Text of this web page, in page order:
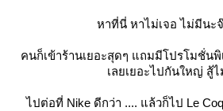
หาที่นี่ หาไม่เจอ ไม่มีนะ
คนก็เข้าร้านเยอะสุดๆ แถมมีโปรโมชั่น
เลยเยอะไปกันใหญ่ สู้
ไปต่อที่ Nike ดีกว่า .... แล้วก็ไป Le